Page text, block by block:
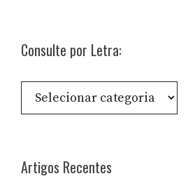
Consulte por Letra:
Consulte
por
Artigos Recentes